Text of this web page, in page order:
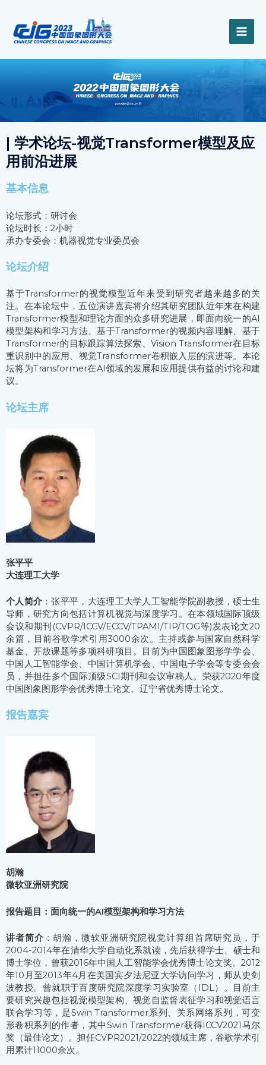
| 学术论坛-视觉Transformer模型及应
用前沿进展
基本信息
论坛形式：研讨会
论坛时长：2小时
承办专委会：机器视觉专业委员会
论坛介绍
基于Transformer的视觉模型近年来受到研究者越来越多的关
注。在本论坛中，五位演讲嘉宾将介绍其研究团队近年来在构建
Transformer模型和理论方面的众多研究进展，即面向统一的AI
模型架构和学习方法、基于Transformer的视频内容理解、基于
Transformer的目标跟踪算法探索、Vision Transformer在目标
重识别中的应用、视觉Transformer卷积嵌入层的演进等。本论
坛将为Transformer在AI领域的发展和应用提供有益的讨论和建
议。
论坛主席
张平平
大连理工大学
个人简介 ：张平平，大连理工大学人工智能学院副教授，硕士生
导师，研究方向包括计算机视觉与深度学习。在本领域国际顶级
会议和期刊(CVPR/ICCV/ECCV/TPAMI/TIP/TOG等)发表论文20
余篇，目前谷歌学术引用3000余次。主持或参与国家自然科学
基金、开放课题等多项科研项目。目前为中国图象图形学学会、
中国人工智能学会、中国计算机学会、中国电子学会等专委会会
员，并担任多个国际顶级SCI期刊和会议审稿人。荣获2020年度
中国图象图形学会优秀博士论文、辽宁省优秀博士论文。
报告嘉宾
胡瀚
微软亚洲研究院
报告题目：面向统一的AI模型架构和学习方法
讲者简介 ：胡瀚，微软亚洲研究院视觉计算组首席研究员，于
2004-2014年在清华大学自动化系就读，先后获得学士、硕士和
博士学位，曾获2016年中国人工智能学会优秀博士论文奖。2012
年10月至2013年4月在美国宾夕法尼亚大学访问学习，师从史剑
波教授。曾就职于百度研究院深度学习实验室（IDL）。目前主
要研究兴趣包括视觉模型架构、视觉自监督表征学习和视觉语言
联合学习等，是Swin Transformer系列、关系网络系列，可变
形卷积系列的作者，其中Swin Transformer获得ICCV2021马尔
奖（最佳论文）。担任CVPR2021/2022的领域主席，谷歌学术引
用累计11000余次。